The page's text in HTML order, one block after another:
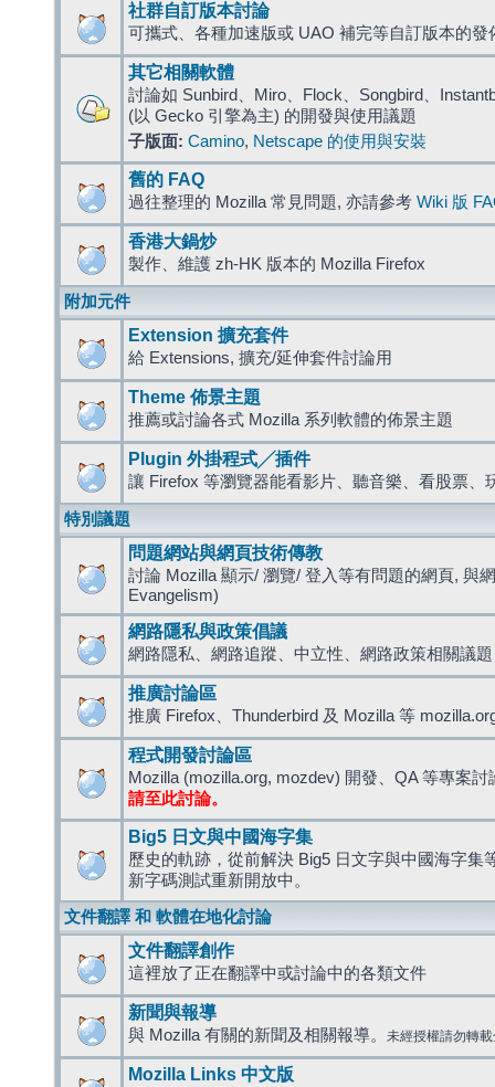
社群自訂版本討論
可攜式、各種加速版或 UAO 補完等自訂版本的發
其它相關軟體
討論如 Sunbird、Miro、Flock、Songbird、
(以 Gecko 引擎為主) 的開發與使用議題
子版面: Camino, Netscape 的使用與安裝
舊的 FAQ
過往整理的 Mozilla 常見問題, 亦請參考 Wiki 版
香港大鍋炒
製作、維護 zh-HK 版本的 Mozilla Firefox
附加元件
Extension 擴充套件
給 Extensions, 擴充/延伸套件討論用
Theme 佈景主題
推薦或討論各式 Mozilla 系列軟體的佈景主題
Plugin 外掛程式╱插件
讓 Firefox 等瀏覽器能看影片、聽音樂、看股票、
特別議題
問題網站與網頁技術傳教
討論 Mozilla 顯示/ 瀏覽/ 登入等有問題的網頁, 與
Evangelism)
網路隱私與政策倡議
網路隱私、網路追蹤、中立性、網路政策相關議題
推廣討論區
推廣 Firefox、Thunderbird 及 Mozilla 等
程式開發討論區
Mozilla (mozilla.org, mozdev) 開發、QA 等專案討
請至此討論。
Big5 日文與中國海字集
歷史的軌跡，從前解決 Big5 日文字與中國海字集
新字碼測試重新開放中。
文件翻譯 和 軟體在地化討論
文件翻譯創作
這裡放了正在翻譯中或討論中的各類文件
新聞與報導
與 Mozilla 有關的新聞及相關報導。 未經授權請勿轉
Mozilla Links 中文版